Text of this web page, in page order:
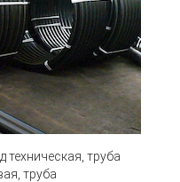
техническая, труба
труба